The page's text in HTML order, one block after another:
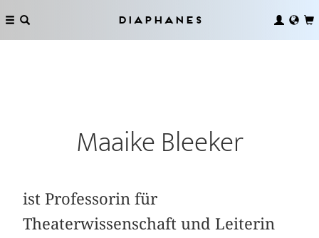
Diaphanes
Maaike Bleeker
ist Professorin für
Theaterwissenschaft und Leiterin